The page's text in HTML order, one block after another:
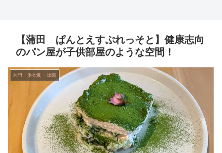
【蒲田 ぱんとえすぷれっそと】健康志向
のパン屋が子供部屋のような空間！
大門・浜松町・田町